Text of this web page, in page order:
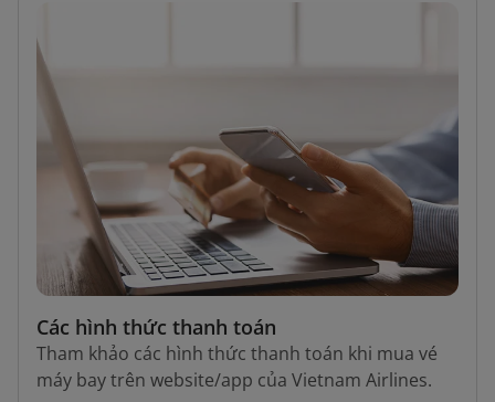
Các hình thức thanh toán
Tham khảo các hình thức thanh toán khi mua vé
máy bay trên website/app của Vietnam Airlines.